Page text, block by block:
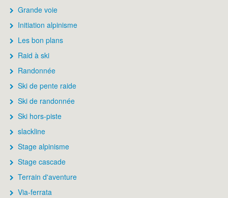
Grande voie
Initiation alpinisme
Les bon plans
Raid à ski
Randonnée
Ski de pente raide
Ski de randonnée
Ski hors-piste
slackline
Stage alpinisme
Stage cascade
Terrain d'aventure
Via-ferrata